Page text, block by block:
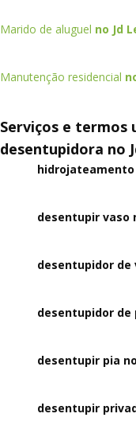
Marido de aluguel no Jd
Manutenção residencial
Serviços e termos
desentupidora no
hidrojateamento
desentupir vaso
desentupidor de
desentupidor de
desentupir pia
desentupir